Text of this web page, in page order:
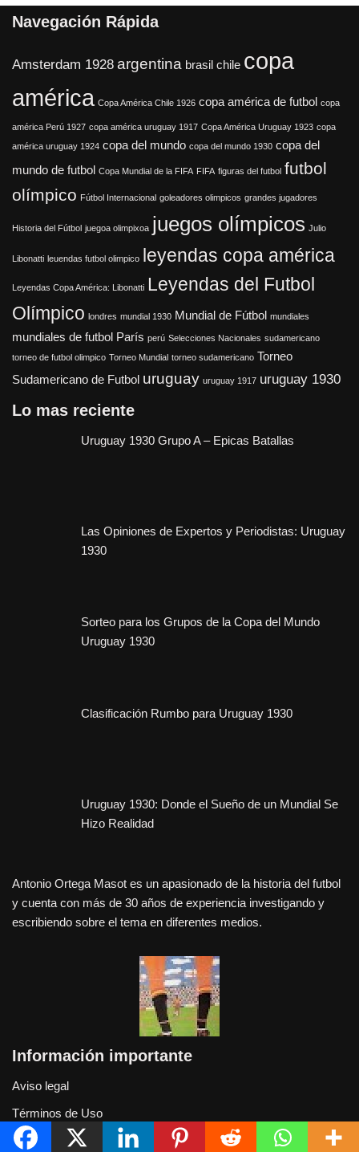
Navegación Rápida
Amsterdam 1928 argentina brasil chile copa
américa Copa América Chile 1926 copa américa de futbol copa
américa Perú 1927 copa américa uruguay 1917 Copa América Uruguay 1923 copa
américa uruguay 1924 copa del mundo copa del mundo 1930 copa del
mundo de futbol Copa Mundial de la FIFA FIFA figuras del futbol futbol
olímpico Fútbol Internacional goleadores olimpicos grandes jugadores
Historia del Fútbol juegoa olimpixoa juegos olímpicos Julio
Libonatti leuendas futbol olimpico leyendas copa américa
Leyendas Copa América: Libonatti Leyendas del Futbol
Olímpico londres mundial 1930 Mundial de Fútbol mundiales
mundiales de futbol París perú Selecciones Nacionales sudamericano
torneo de futbol olimpico Torneo Mundial torneo sudamericano Torneo
Sudamericano de Futbol uruguay uruguay 1917 uruguay 1930
Lo mas reciente
Uruguay 1930 Grupo A – Epicas Batallas
Las Opiniones de Expertos y Periodistas: Uruguay
1930
Sorteo para los Grupos de la Copa del Mundo
Uruguay 1930
Clasificación Rumbo para Uruguay 1930
Uruguay 1930: Donde el Sueño de un Mundial Se
Hizo Realidad
Antonio Ortega Masot es un apasionado de la historia del futbol
y cuenta con más de 30 años de experiencia investigando y
escribiendo sobre el tema en diferentes medios.
Información importante
Aviso legal
Términos de Uso
Limitación de Responsabilidad